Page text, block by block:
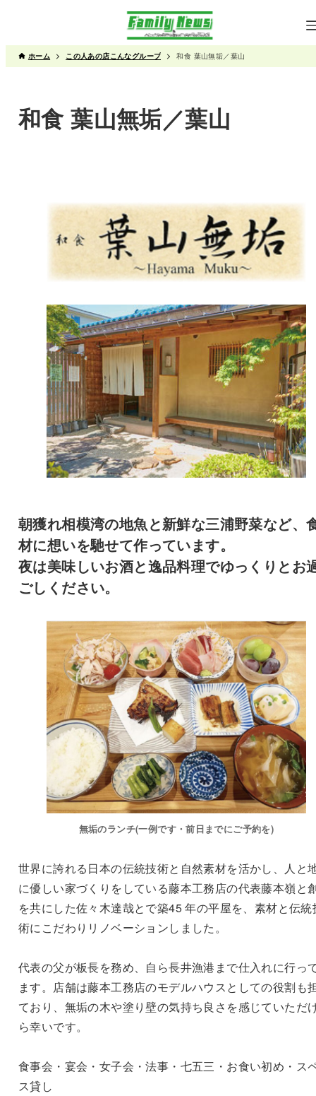
ホーム この人あの店こんなグループ 和食 葉山無垢／葉山
和食 葉山無垢／葉山
朝獲れ相模湾の地魚と新鮮な三浦野菜など、
材に想いを馳せて作っています。
夜は美味しいお酒と逸品料理でゆっくりとお
ごしください。
無垢のランチ(一例です・前日までにご予約を)
世界に誇れる日本の伝統技術と自然素材を活かし、人と
に優しい家づくりをしている藤本工務店の代表藤本嶺と
を共にした佐々木達哉とで築45 年の平屋を、素材と伝統
術にこだわりリノベーションしました。
代表の父が板長を務め、自ら長井漁港まで仕入れに行っ
ます。店舗は藤本工務店のモデルハウスとしての役割も
ており、無垢の木や塗り壁の気持ち良さを感じていただ
ら幸いです。
食事会・宴会・女子会・法事・七五三・お食い初め・ス
ス貸し